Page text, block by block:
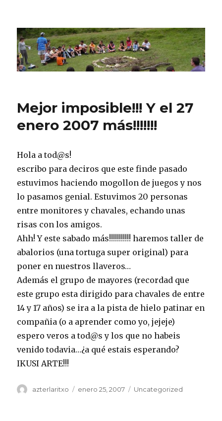
CPN Azterlariak
Mejor imposible!!! Y el 27
enero 2007 más!!!!!!!
Hola a tod@s!
escribo para deciros que este finde pasado
estuvimos haciendo mogollon de juegos y nos
lo pasamos genial. Estuvimos 20 personas
entre monitores y chavales, echando unas
risas con los amigos.
Ahh! Y este sabado más!!!!!!!!!!! haremos taller de
abalorios (una tortuga super original) para
poner en nuestros llaveros…
Además el grupo de mayores (recordad que
este grupo esta dirigido para chavales de entre
14 y 17 años) se ira a la pista de hielo patinar en
compañia (o a aprender como yo, jejeje)
espero veros a tod@s y los que no habeis
venido todavia…¿a qué estais esperando?
IKUSI ARTE!!!
Autor
azterlaritxo
Publicado
enero 25, 2007 Categorías
Uncategorized